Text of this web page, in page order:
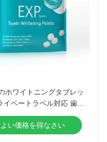
ホワイトニングタブレッ
イベートラベル対応 歯科
容専門家向けに開発され
アタブレット
い価格を得なさい